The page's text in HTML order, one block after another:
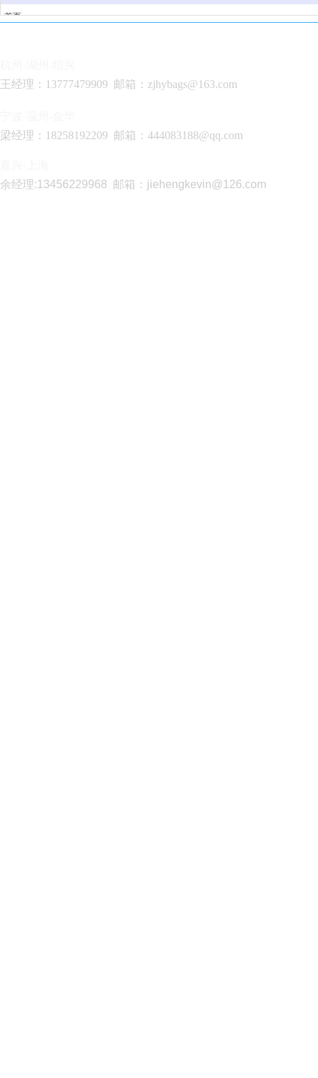
首页
案例展示
王经理 ：13777479909 邮箱：zjhybags@163.com
梁经理： 18258192209 邮箱： 444083188@qq.com
余经理:13456229968 邮箱： jiehengkevin@126.com